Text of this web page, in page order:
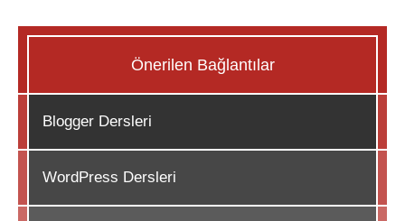
Önerilen Bağlantılar
Blogger Dersleri
WordPress Dersleri